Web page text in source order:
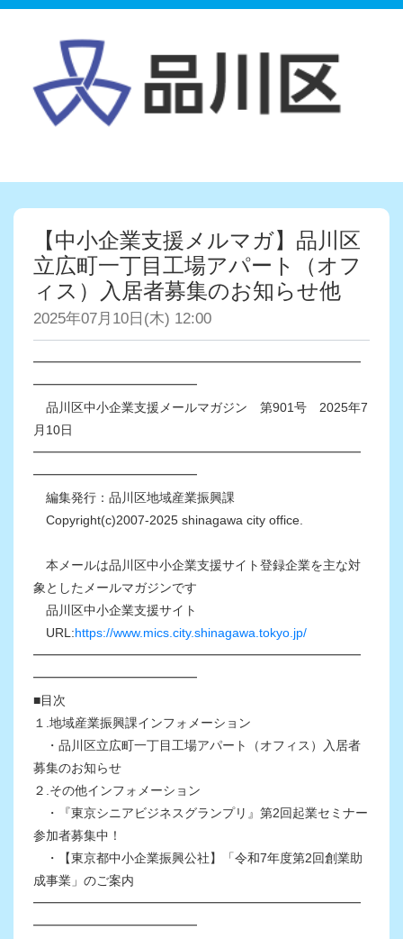
【中小企業支援メルマガ】品川区
立広町一丁目工場アパート（オフ
ィス）入居者募集のお知らせ他
2025年07月10日(木) 12:00
━━━━━━━━━━━━━━━━━━━━━━━━━━
━━━━━━━━━━━━━
品川区中小企業支援メールマガジン 第901号 2025年7
月10日
━━━━━━━━━━━━━━━━━━━━━━━━━━
━━━━━━━━━━━━━
編集発行：品川区地域産業振興課
Copyright(c)2007-2025 shinagawa city office.
本メールは品川区中小企業支援サイト登録企業を主な対
象としたメールマガジンです
品川区中小企業支援サイト
URL:https://www.mics.city.shinagawa.tokyo.jp/
━━━━━━━━━━━━━━━━━━━━━━━━━━
━━━━━━━━━━━━━
■目次
１.地域産業振興課インフォメーション
・品川区立広町一丁目工場アパート（オフィス）入居者
募集のお知らせ
２.その他インフォメーション
・『東京シニアビジネスグランプリ』第2回起業セミナー
参加者募集中！
・【東京都中小企業振興公社】「令和7年度第2回創業助
成事業」のご案内
━━━━━━━━━━━━━━━━━━━━━━━━━━
━━━━━━━━━━━━━